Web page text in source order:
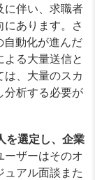
に伴い、求職者
あります。さ
自動化が進んだ
る大量送信と
は、大量のスカ
分析する必要が
を選定し、企業
ーザーはそのオ
ュアル面談また